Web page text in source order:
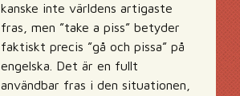
kanske inte världens artigaste
fras, men ”take a piss” betyder
faktiskt precis ”gå och pissa” på
engelska. Det är en fullt
användbar fras i den situationen,